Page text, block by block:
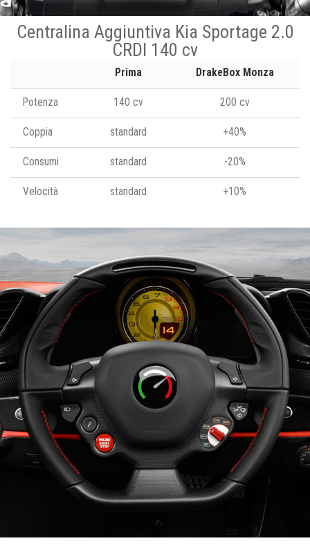
Centralina Aggiuntiva Kia Sportage 2.0
CRDI 140 cv
Prima DrakeBox Monza
Potenza 140 cv 200 cv
Coppia standard +40%
Consumi standard -20%
Velocità standard +10%